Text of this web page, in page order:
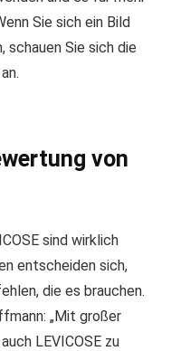
Sie sich ein Bild
schauen Sie sich die
von
sind wirklich
entscheiden sich,
die es brauchen.
„Mit großer
LEVICOSE zu